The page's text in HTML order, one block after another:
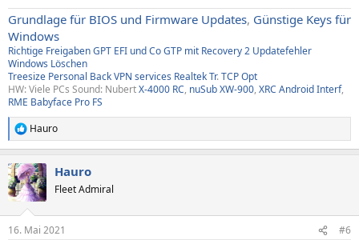
Grundlage für BIOS und Firmware Updates, Günstige Keys für
Windows
Richtige FreigabenGPT EFI und CoGTP mit Recovery2 Updatefehler
Windows Löschen
Treesize Personal BackVPN services Realtek Tr.TCP Opt
HW: Viele PCs Sound: NubertX-4000 RC, nuSub XW-900, XRC Android Interf,
RME Babyface Pro FS
R
e
k
t
i
e
Hauro
Hauro
Fleet Admiral
16. Mai 2021 #6